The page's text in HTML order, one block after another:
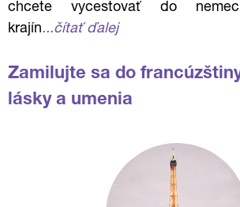
chcete vycestovať do
krajín...čítať ďalej
Zamilujte sa do
lásky a umenia